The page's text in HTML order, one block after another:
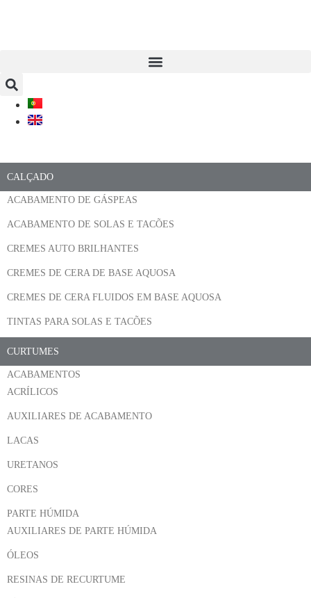
CALÇADO
ACABAMENTO DE GÁSPEAS
ACABAMENTO DE SOLAS E TACÕES
CREMES AUTO BRILHANTES
CREMES DE CERA DE BASE AQUOSA
CREMES DE CERA FLUIDOS EM BASE AQUOSA
TINTAS PARA SOLAS E TACÕES
CURTUMES
ACABAMENTOS
ACRÍLICOS
AUXILIARES DE ACABAMENTO
LACAS
URETANOS
CORES
PARTE HÚMIDA
AUXILIARES DE PARTE HÚMIDA
ÓLEOS
RESINAS DE RECURTUME